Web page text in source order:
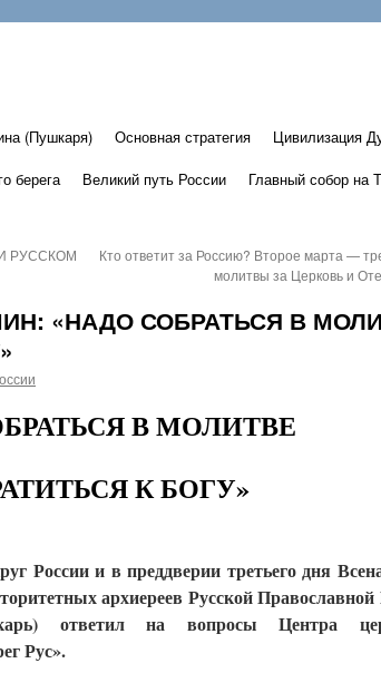
(Пушкаря) Основная стратегия Цивилизация
берега Великий путь России Главный собор на
РУССКОМ
Кто ответит за Россию? Второе марта —
молитвы за Церковь и
«НАДО СОБРАТЬСЯ В
В МОЛИТВЕ
К БОГУ»
России и в преддверии третьего дня
архиереев Русской
ответил на вопросы Центра
Рус».